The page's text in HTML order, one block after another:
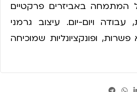
המתמחה באביזרים פרקטיים
עבודה ויום-יום. עיצוב גרמני
ופונקציונליות שמוכיחה